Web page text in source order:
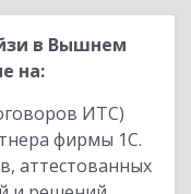
в Вышнем
на:
ИТС)
фирмы 1С.
аттестованных